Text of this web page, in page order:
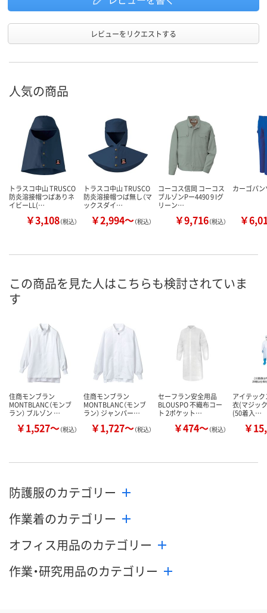
レビューをリクエストする
人気の商品
トラスコ中山 TRUSCO
防炎溶接帽つばありネ
イビーLL(…
￥3,108（税込）
トラスコ中山 TRUSCO
防炎溶接帽つば無し（マ
ックスダイ…
￥2,994～（税込）
コーコス信岡 コーコス
ブルゾンPー4490 9 Iグ
リーン…
￥9,716（税込）
カーゴパ
￥
この商品を見た人はこちらも検討されていま
す
住商モンブラン
MONTBLANC（モンブ
ラン） ブルゾン …
￥1,527～（税込）
住商モンブラン
MONTBLANC（モンブ
ラン） ジャンパー…
￥1,727～（税込）
セーフラン安全用品
BLOUSPO 不織布コー
ト 2ポケット…
￥474～（税込）
アイテッ
衣(マジッ
(50着入…
￥
防護服のカテゴリー
作業着のカテゴリー
オフィス用品のカテゴリー
作業・研究用品のカテゴリー